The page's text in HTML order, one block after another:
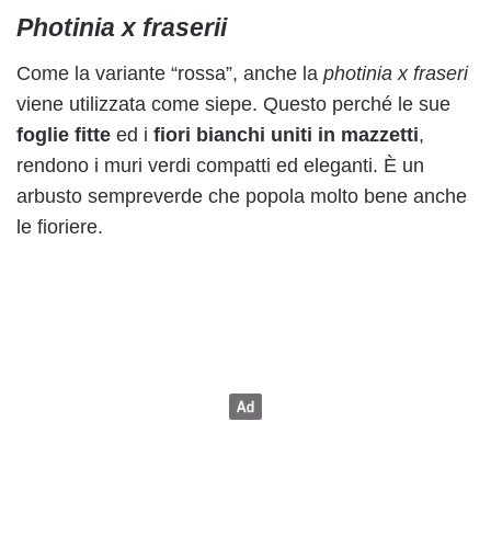
Photinia x fraserii
Come la variante “rossa”, anche la photinia x fraseri
viene utilizzata come siepe. Questo perché le sue
foglie fitte ed i fiori bianchi uniti in mazzetti,
rendono i muri verdi compatti ed eleganti. È un
arbusto sempreverde che popola molto bene anche
le fioriere.